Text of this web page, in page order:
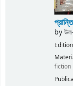
by
fiction